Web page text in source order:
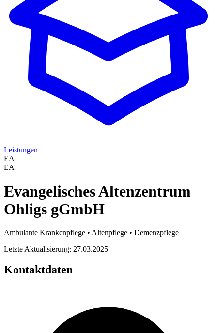
Leistungen
EA
EA
Evangelisches Altenzentrum
Ohligs gGmbH
Ambulante Krankenpflege • Altenpflege • Demenzpflege
Letzte Aktualisierung: 27.03.2025
Kontaktdaten